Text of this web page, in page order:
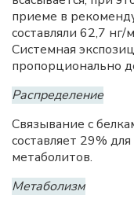
приеме в
составляли 62,7 нг/
Системная
пропорционально
Распределение
Связывание с
составляет 29%
метаболитов.
Метаболизм